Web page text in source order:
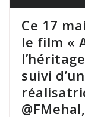
Ce 17
le film «
suivi